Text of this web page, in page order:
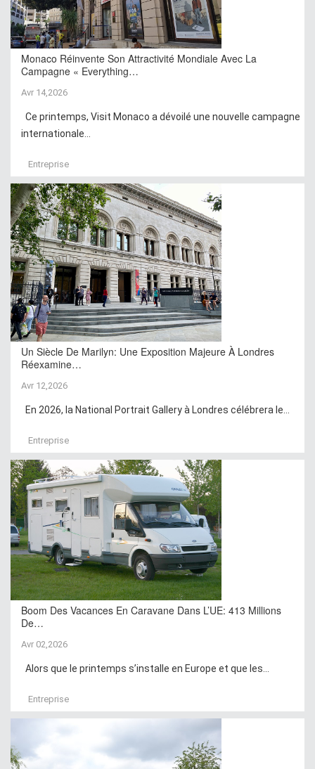
Monaco Réinvente Son Attractivité Mondiale Avec La
Campagne « Everything…
Avr 14,2026
Ce printemps, Visit Monaco a dévoilé une nouvelle campagne
internationale...
Entreprise
Un Siècle De Marilyn: Une Exposition Majeure À Londres
Réexamine…
Avr 12,2026
En 2026, la National Portrait Gallery à Londres célébrera le...
Entreprise
Boom Des Vacances En Caravane Dans L’UE: 413 Millions
De…
Avr 02,2026
Alors que le printemps s’installe en Europe et que les...
Entreprise